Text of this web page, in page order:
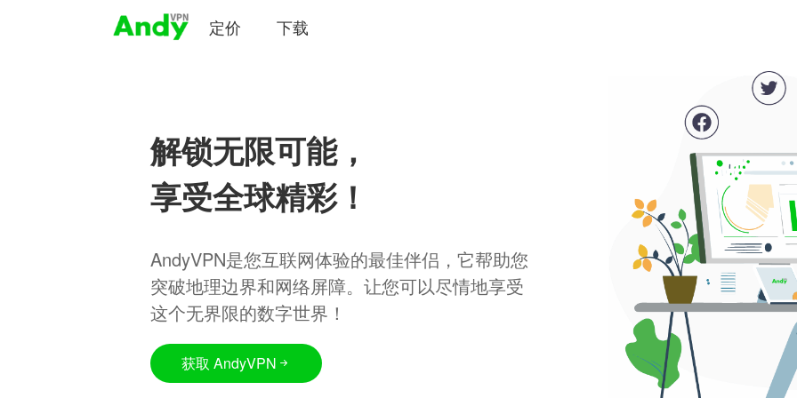
定价 下载
解锁无限可能，
享受全球精彩！
AndyVPN是您互联网体验的最佳伴侣，它帮助您
突破地理边界和网络屏障。让您可以尽情地享受
这个无界限的数字世界！
获取 AndyVPN